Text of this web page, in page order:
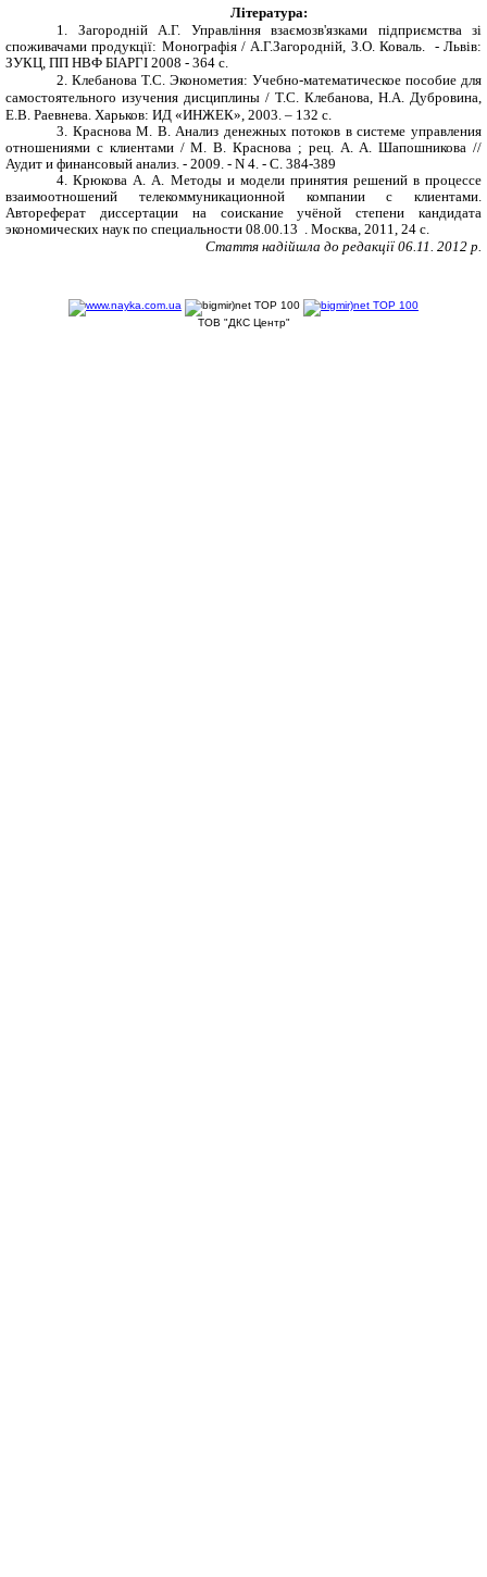
Література:
1.
Загородній А.Г. Управління взаємозв'язками підприємства зі
споживачами продукції: Монографія / А.Г.Загородній, З.О. Коваль. - Львів:
ЗУКЦ, ПП НВФ БІАРГІ 2008 - 364 с.
2. Клебанова Т.С. Эконометия: Учебно-математическое пособие для
самостоятельного изучения дисциплины / Т.С. Клебанова, Н.А. Дубровина,
Е.В. Раевнева. Харьков: ИД «ИНЖЕК», 2003. – 132 с.
3. Краснова М. В. Анализ денежных потоков в системе управления
отношениями с клиентами / М. В. Краснова ; рец. А. А. Шапошникова //
Аудит и финансовый анализ. - 2009. - N 4. - С. 384-389
4. Крюкова А. А. Методы и модели принятия решений в процессе
взаимоотношений телекоммуникационной компании с клиентами.
Автореферат диссертации на соискание учёной степени кандидата
экономических наук по специальности 08.00.13
. Москва, 2011, 24 с.
Стаття надійшла до редакції 06.11. 2012 р.
ТОВ "ДКС Центр"